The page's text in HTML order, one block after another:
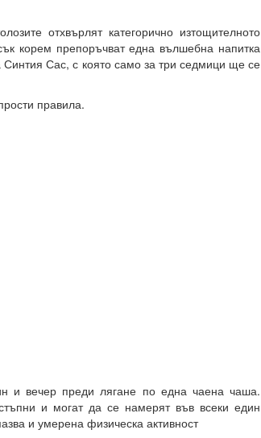
отхвърлят категорично изтощителното
корем препоръчват една вълшебна напитка
Синтия Сас, с която само за три седмици ще се
правила.
и вечер преди лягане по една чаена чаша.
и могат да се намерят във всеки един
и умерена физическа активност